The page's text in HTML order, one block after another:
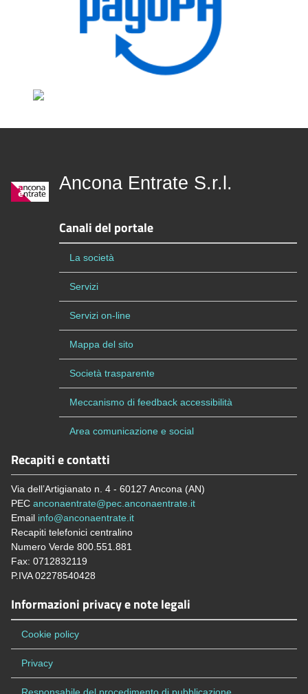
Ancona Entrate S.r.l.
Canali del portale
La società
Servizi
Servizi on-line
Mappa del sito
Società trasparente
Meccanismo di feedback accessibilità
Area comunicazione e social
Recapiti e contatti
Via dell’Artigianato n. 4 - 60127 Ancona (AN)
PEC anconaentrate@pec.anconaentrate.it
Email info@anconaentrate.it
Recapiti telefonici centralino
Numero Verde 800.551.881
Fax: 0712832119
P.IVA 02278540428
Informazioni privacy e note legali
Cookie policy
Privacy